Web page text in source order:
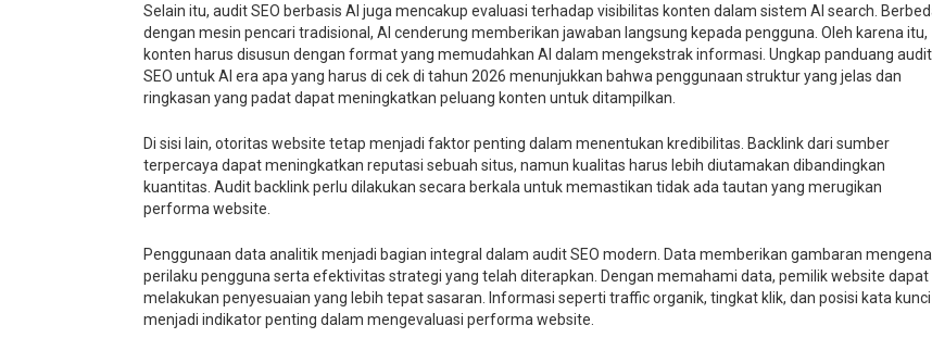
Selain itu, audit SEO berbasis AI juga mencakup evaluasi terhadap visibilitas konten dalam sistem AI search.
dengan mesin pencari tradisional, AI cenderung memberikan jawaban langsung kepada pengguna. Oleh karena itu,
konten harus disusun dengan format yang memudahkan AI dalam mengekstrak informasi. Ungkap panduang audit
SEO untuk AI era apa yang harus di cek di tahun 2026 menunjukkan bahwa penggunaan struktur yang jelas dan
ringkasan yang padat dapat meningkatkan peluang konten untuk ditampilkan.
Di sisi lain, otoritas website tetap menjadi faktor penting dalam menentukan kredibilitas. Backlink dari sumber
terpercaya dapat meningkatkan reputasi sebuah situs, namun kualitas harus lebih diutamakan dibandingkan
kuantitas. Audit backlink perlu dilakukan secara berkala untuk memastikan tidak ada tautan yang merugikan
performa website.
Penggunaan data analitik menjadi bagian integral dalam audit SEO modern. Data memberikan gambaran
perilaku pengguna serta efektivitas strategi yang telah diterapkan. Dengan memahami data, pemilik website dapat
melakukan penyesuaian yang lebih tepat sasaran. Informasi seperti traffic organik, tingkat klik, dan posisi kata kunci
menjadi indikator penting dalam mengevaluasi performa website.